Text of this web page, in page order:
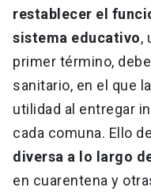
restablecer el
sistema educativo,
primer término,
sanitario, en el que
utilidad al entregar
cada comuna. Ello
diversa a lo largo
en cuarentena y